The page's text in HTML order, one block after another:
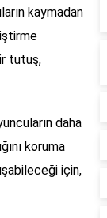
kaymadan
tutuş,
daha
koruma
için,